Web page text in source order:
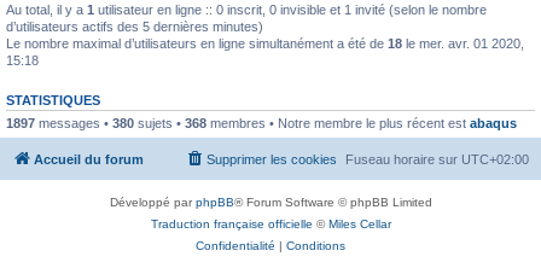
Au total, il y a 1 utilisateur en ligne :: 0 inscrit, 0 invisible et 1 invité (selon le nombre
d’utilisateurs actifs des 5 dernières minutes)
Le nombre maximal d’utilisateurs en ligne simultanément a été de 18 le mer. avr. 01 2020,
15:18
STATISTIQUES
1897 messages • 380 sujets • 368 membres • Notre membre le plus récent est abaqus
Accueil du forum Fuseau horaire sur UTC+02:00
Supprimer les cookies
Développé parphpBB® Forum Software © phpBB Limited
Traduction française officielle ©Miles Cellar
Confidentialité | Conditions